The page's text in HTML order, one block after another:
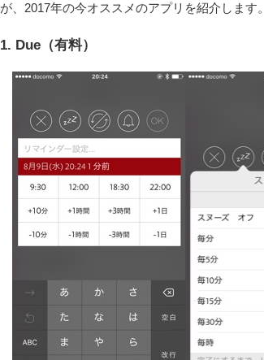
が、2017年の今オススメのアプリを紹介します。
1. Due（有料）